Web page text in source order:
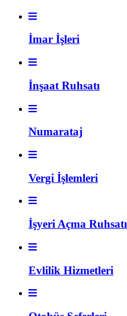
İmar İşleri
İnşaat Ruhsatı
Numarataj
Vergi İşlemleri
İşyeri Açma Ruhsatı
Evlilik Hizmetleri